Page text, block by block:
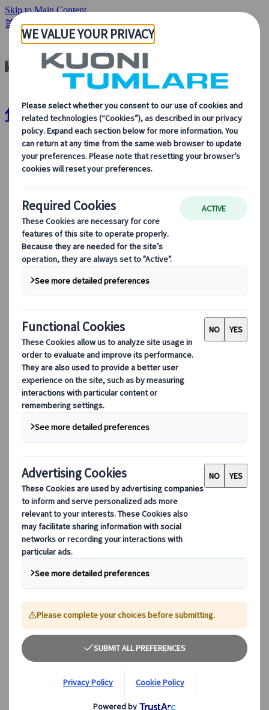
Skip to Main Content
首頁 關於我們 數碼工具 代理網頁應用程式
代理網頁應用程式 | Kuoni Tumlare
關於我們
關於我們
持續發展、創新和最新旅遊技術的承諾。
查看概覽
了解我們更多
我們的領導團隊
可持續發展
DEIB
夥伴行動應用程式
供應商網頁應用程式
代理網頁應用程式
目的地
探索 Kuoni Tumlare 的全球覆蓋範圍，作為您的本地專
家，提供量身定制的行程，滿足您獨特的旅遊需求。
歐洲最受歡迎的目的地
瑞士
法國
意大利
西班牙
英國
全球最受歡迎的目的地
日本
美國
我們的解決方案
我們的解決方案
探索我們多樣化的解決方案，並認識我們的專業業務單